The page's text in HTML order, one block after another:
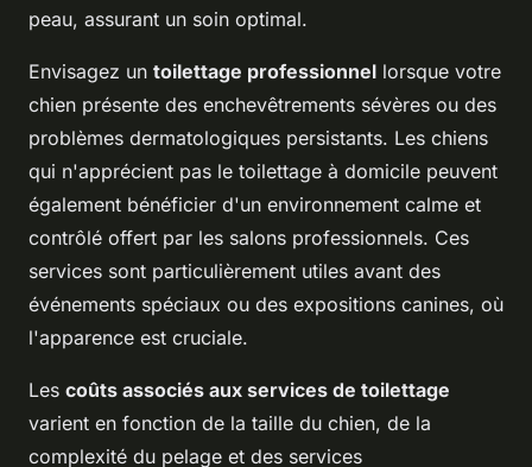
peau, assurant un soin optimal.
Envisagez un toilettage professionnel lorsque votre
chien présente des enchevêtrements sévères ou des
problèmes dermatologiques persistants. Les chiens
qui n'apprécient pas le toilettage à domicile peuvent
également bénéficier d'un environnement calme et
contrôlé offert par les salons professionnels. Ces
services sont particulièrement utiles avant des
événements spéciaux ou des expositions canines, où
l'apparence est cruciale.
Les coûts associés aux services de toilettage
varient en fonction de la taille du chien, de la
complexité du pelage et des services